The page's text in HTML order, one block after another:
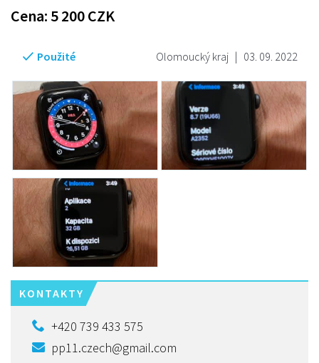
Cena: 5 200CZK
Olomoucký kraj | 03. 09. 2022
Použité
KONTAKTY
+420 739 433 575
pp11.czech@gmail.com